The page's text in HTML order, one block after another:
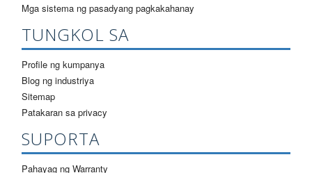
Mga sistema ng pasadyang pagkakahanay
TUNGKOL SA
Profile ng kumpanya
Blog ng industriya
Sitemap
Patakaran sa privacy
SUPORTA
Pahayag ng Warranty